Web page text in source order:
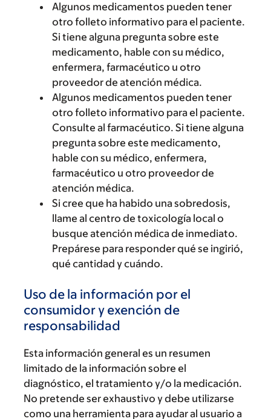
Algunos medicamentos pueden tener
otro folleto informativo para el paciente.
Si tiene alguna pregunta sobre este
medicamento, hable con su médico,
enfermera, farmacéutico u otro
proveedor de atención médica.
Algunos medicamentos pueden tener
otro folleto informativo para el paciente.
Consulte al farmacéutico. Si tiene alguna
pregunta sobre este medicamento,
hable con su médico, enfermera,
farmacéutico u otro proveedor de
atención médica.
Si cree que ha habido una sobredosis,
llame al centro de toxicología local o
busque atención médica de inmediato.
Prepárese para responder qué se ingirió,
qué cantidad y cuándo.
Uso de la información por el
consumidor y exención de
responsabilidad
Esta información general es un resumen
limitado de la información sobre el
diagnóstico, el tratamiento y/o la medicación.
No pretende ser exhaustivo y debe utilizarse
como una herramienta para ayudar al usuario a